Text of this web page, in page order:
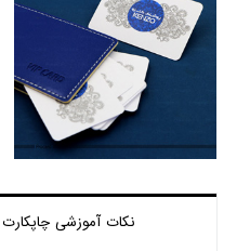
نکات آموزشی چاپ